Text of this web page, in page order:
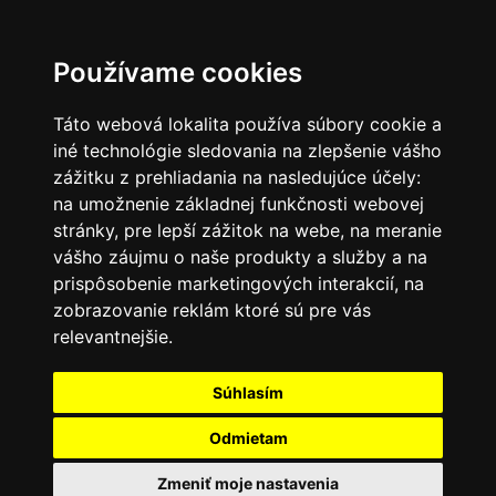
Používame cookies
Táto webová lokalita používa súbory cookie a
iné technológie sledovania na zlepšenie vášho
zážitku z prehliadania na nasledujúce účely:
na umožnenie základnej funkčnosti webovej
stránky, pre lepší zážitok na webe, na meranie
vášho záujmu o naše produkty a služby a na
prispôsobenie marketingových interakcií, na
zobrazovanie reklám ktoré sú pre vás
relevantnejšie.
Súhlasím
Odmietam
Zmeniť moje nastavenia